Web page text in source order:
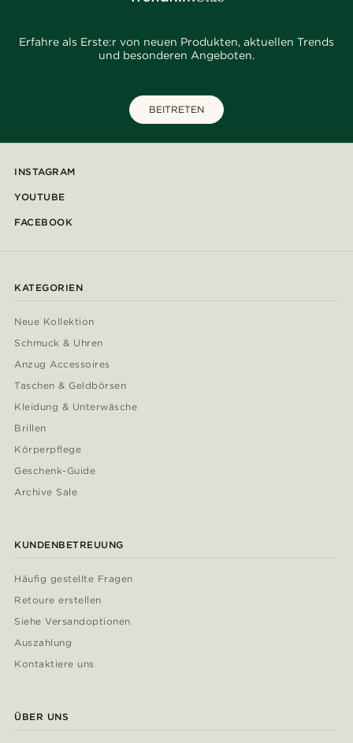
Erfahre als Erste:r von neuen Produkten, aktuellen Trends
und besonderen Angeboten.
BEITRETEN
INSTAGRAM
YOUTUBE
FACEBOOK
KATEGORIEN
Neue Kollektion
Schmuck & Uhren
Anzug Accessoires
Taschen & Geldbörsen
Kleidung & Unterwäsche
Brillen
Körperpflege
Geschenk-Guide
Archive Sale
KUNDENBETREUUNG
Häufig gestellte Fragen
Retoure erstellen
Siehe Versandoptionen
Auszahlung
Kontaktiere uns
ÜBER UNS